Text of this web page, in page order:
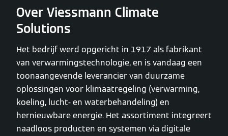
Over Viessmann Climate
Solutions
Het bedrijf werd opgericht in 1917 als fabrikant
van verwarmingstechnologie, en is vandaag een
toonaangevende leverancier van duurzame
oplossingen voor klimaatregeling (verwarming,
koeling, lucht- en waterbehandeling) en
hernieuwbare energie. Het assortiment integreert
naadloos producten en systemen via digitale